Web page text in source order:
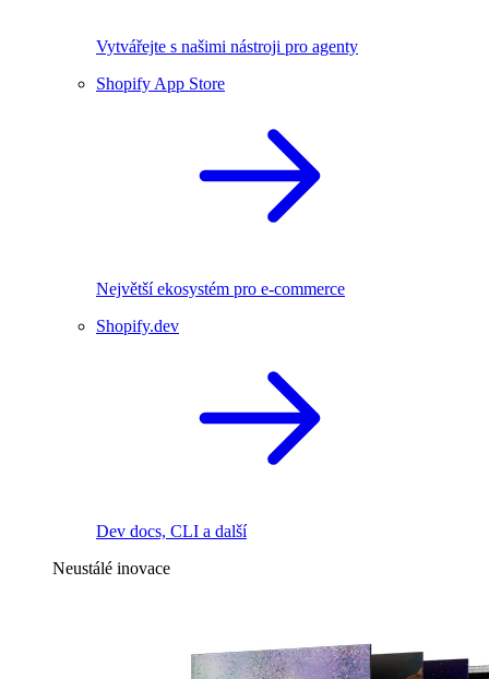
Vytvářejte s našimi nástroji pro agenty
Shopify App Store
Největší ekosystém pro e-commerce
Shopify.dev
Dev docs, CLI a další
Neustálé inovace